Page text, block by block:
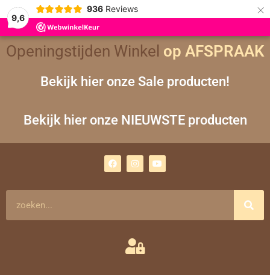
9,6
936 Reviews ×
Openingstijden Winkel op AFSPRAAK
Bekijk hier onze Sale producten!
Bekijk hier onze NIEUWSTE producten
a
c
n
s
m
o
u